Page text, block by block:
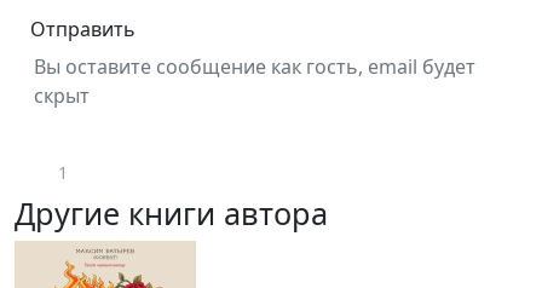
Отправить
Вы оставите сообщение как гость, email будет
скрыт
1
Другие книги автора